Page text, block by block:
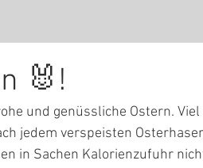
🐰!
und genüssliche Ostern.
jedem verspeisten
in Sachen Kalorienzufuhr